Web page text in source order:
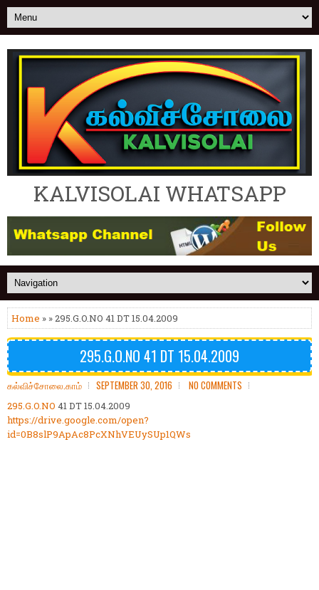
KALVISOLAI WHATSAPP
Home » » 295.G.O.NO 41 DT 15.04.2009
295.G.O.NO 41 DT 15.04.2009
கல்விச்சோலை.காம் SEPTEMBER 30, 2016 NO COMMENTS
295.G.O.NO 41 DT 15.04.2009
https://drive.google.com/open?
id=0B8slP9ApAc8PcXNhVEUySUp1QWs